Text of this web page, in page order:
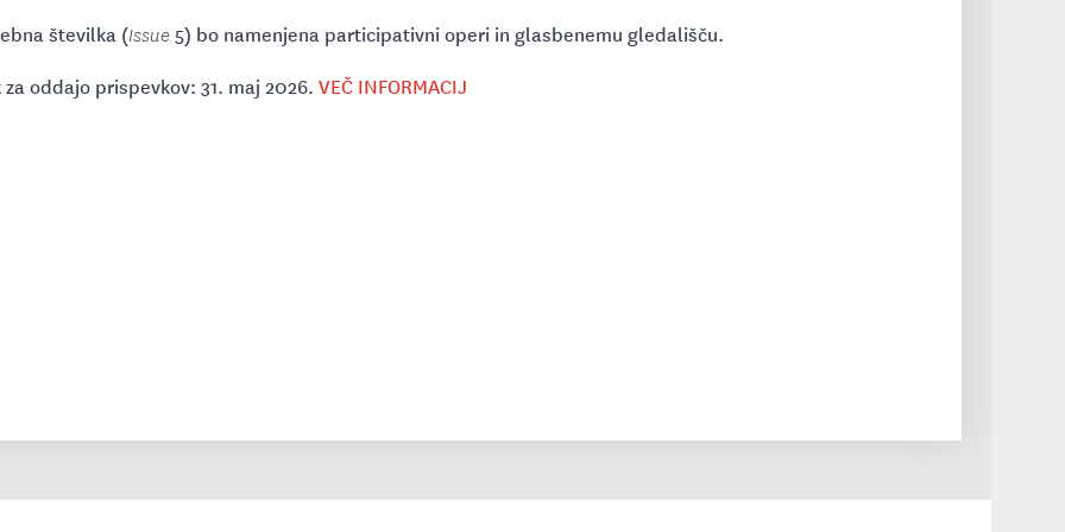
številka (Issue5) bo namenjena participativni operi in glasbenemu gledališču.
za oddajo prispevkov: 31. maj 2026. VEČ INFORMACIJ